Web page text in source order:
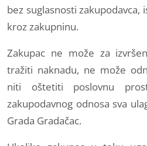
bez suglasnosti
kroz zakupninu.
Zakupac ne može za
tražiti naknadu, ne može
niti oštetiti poslovnu
zakupodavnog odnosa sva
Grada Gradačac.